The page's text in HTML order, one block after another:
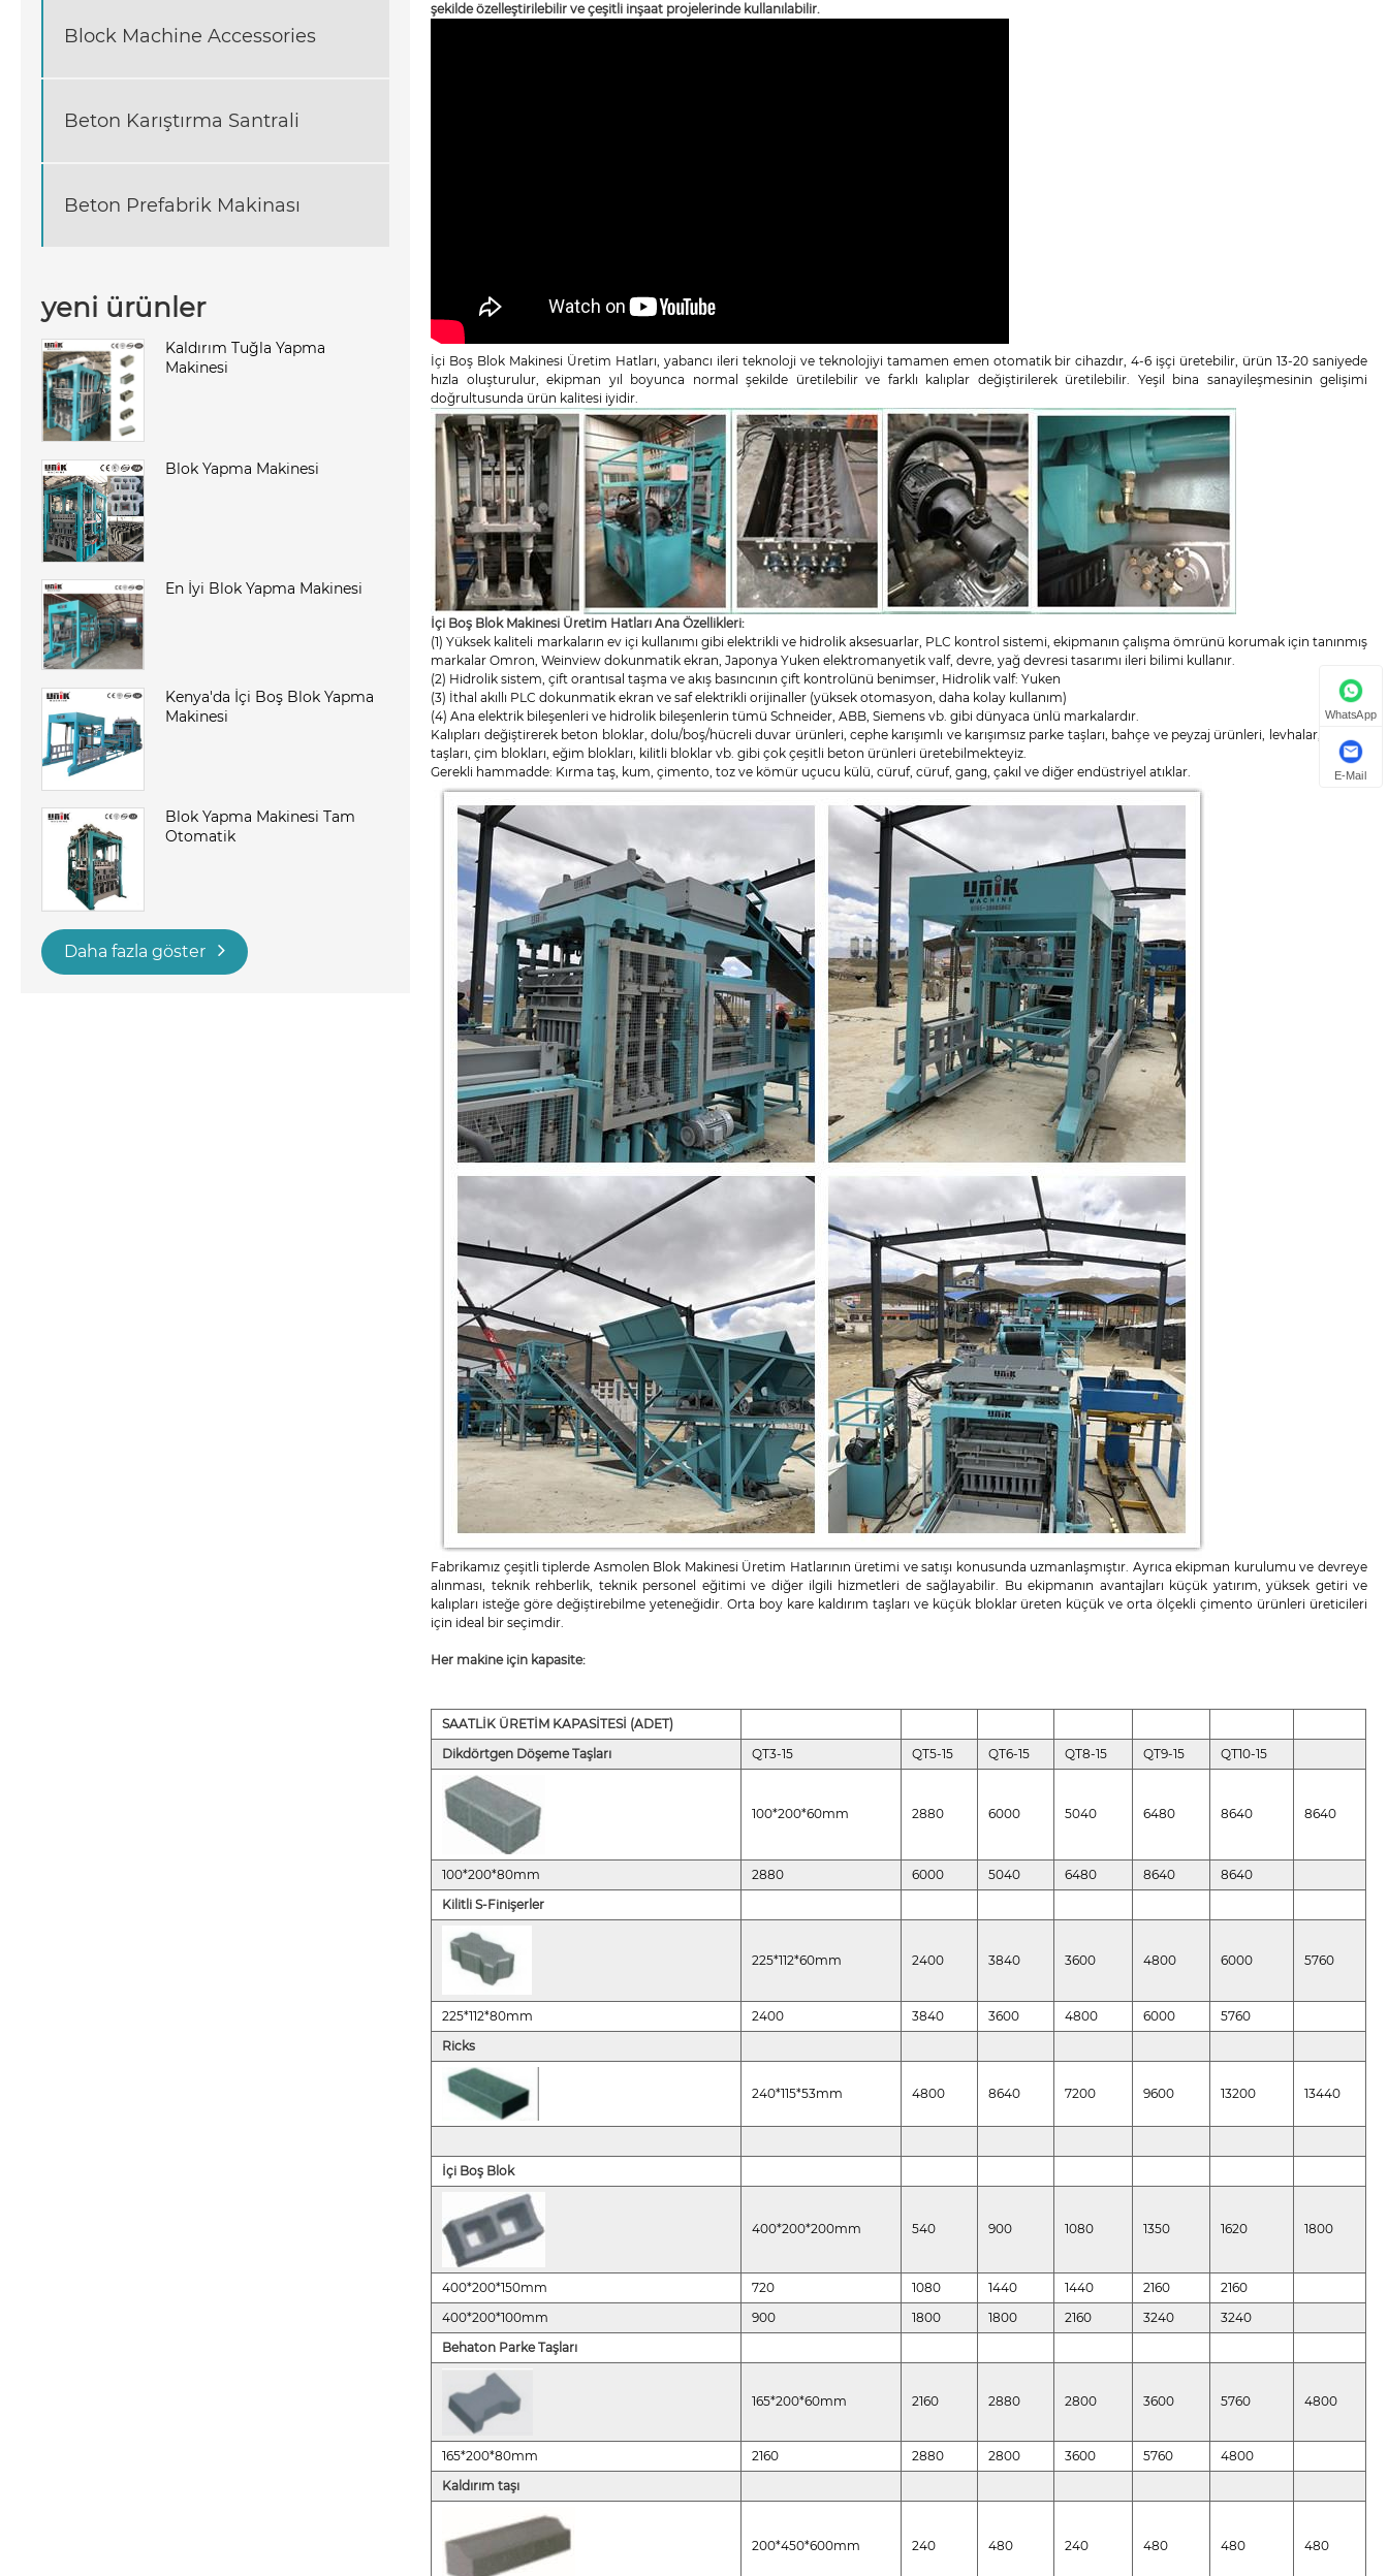
Block Machine Accessories
Beton Karıştırma Santrali
Beton Prefabrik Makinası
yeni ürünler
Kaldırım Tuğla Yapma
Makinesi
Blok Yapma Makinesi
En İyi Blok Yapma Makinesi
Kenya'da İçi Boş Blok Yapma
Makinesi
Blok Yapma Makinesi Tam
Otomatik
Daha fazla göster
şekilde özelleştirilebilir ve çeşitli inşaat projelerinde kullanılabilir.
İçi Boş Blok Makinesi Üretim Hatları, yabancı ileri teknoloji ve teknolojiyi tamamen emen otomatik bir cihazdır, 4-6 işçi üretebilir, ürün 13-20 saniyede
hızla oluşturulur, ekipman yıl boyunca normal şekilde üretilebilir ve farklı kalıplar değiştirilerek üretilebilir. Yeşil bina sanayileşmesinin gelişimi
doğrultusunda ürün kalitesi iyidir.
İçi Boş Blok Makinesi Üretim Hatları Ana Özellikleri:
(1) Yüksek kaliteli markaların ev içi kullanımı gibi elektrikli ve hidrolik aksesuarlar, PLC kontrol sistemi, ekipmanın çalışma ömrünü korumak için tanınmış
markalar Omron, Weinview dokunmatik ekran, Japonya Yuken elektromanyetik valf, devre, yağ devresi tasarımı ileri bilimi kullanır.
(2) Hidrolik sistem, çift orantısal taşma ve akış basıncının çift kontrolünü benimser, Hidrolik valf: Yuken
(3) İthal akıllı PLC dokunmatik ekran ve saf elektrikli orijinaller (yüksek otomasyon, daha kolay kullanım)
(4) Ana elektrik bileşenleri ve hidrolik bileşenlerin tümü Schneider, ABB, Siemens vb. gibi dünyaca ünlü markalardır.
Kalıpları değiştirerek beton bloklar, dolu/boş/hücreli duvar ürünleri, cephe karışımlı ve karışımsız parke taşları, bahçe ve peyzaj ürünleri, levhalar, bordür
taşları, çim blokları, eğim blokları, kilitli bloklar vb. gibi çok çeşitli beton ürünleri üretebilmekteyiz.
Gerekli hammadde: Kırma taş, kum, çimento, toz ve kömür uçucu külü, cüruf, cüruf, gang, çakıl ve diğer endüstriyel atıklar.
Fabrikamız çeşitli tiplerde Asmolen Blok Makinesi Üretim Hatlarının üretimi ve satışı konusunda uzmanlaşmıştır. Ayrıca ekipman kurulumu ve devreye
alınması, teknik rehberlik, teknik personel eğitimi ve diğer ilgili hizmetleri de sağlayabilir. Bu ekipmanın avantajları küçük yatırım, yüksek getiri ve
kalıpları isteğe göre değiştirebilme yeteneğidir. Orta boy kare kaldırım taşları ve küçük bloklar üreten küçük ve orta ölçekli çimento ürünleri üreticileri
için ideal bir seçimdir.
Her makine için kapasite:
SAATLİK ÜRETİM KAPASİTESİ (ADET)
Dikdörtgen Döşeme Taşları
QT3-15 QT5-15 QT6-15 QT8-15 QT9-15 QT10-15
100*200*60mm 2880 6000 5040 6480 8640 8640
100*200*80mm 2880 6000 5040 6480 8640
8640
Kilitli S-Finişerler
225*112*60mm 2400 3840 3600 4800 6000 5760
225*112*80mm 2400 3840 3600 4800 6000
5760
Ricks
240*115*53mm 4800 8640 7200 9600 13200 13440
İçi Boş Blok
400*200*200mm 540 900 1080 1350 1620 1800
400*200*150mm 720 1080 1440 1440 2160
2160
400*200*100mm
900 1800 1800 2160 3240
3240
Behaton Parke Taşları
165*200*60mm 2160 2880 2800 3600 5760 4800
165*200*80mm 2160 2880 2800 3600 5760
4800
Kaldırım taşı
200*450*600mm 240 480 240 480 480 480
WhatsApp
E-Mail